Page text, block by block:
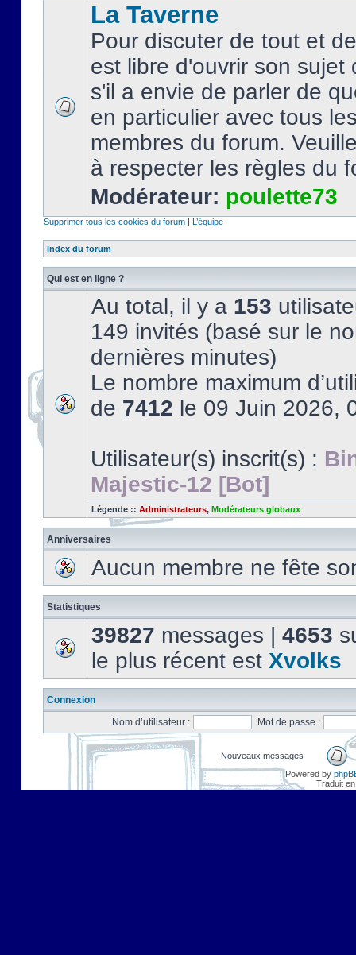
La Taverne
Pour discuter de tout et
est libre d'ouvrir son sujet
s'il a envie de parler de
en particulier avec tous
membres du forum.
à respecter les règles du
Modérateur: poulette73
Supprimer tous les cookies du forum | L’équipe
Index du forum
Qui est en ligne ?
Au total, il y a 153
149 invités (basé sur le
dernières minutes)
Le nombre maximum
de 7412 le 09 Juin 2026,
Utilisateur(s) inscrit(s) :
Majestic-12 [Bot]
Légende :: Administrateurs, Modérateurs globaux
Anniversaires
Aucun membre ne fête
Statistiques
39827 messages | 4653
le plus récent est Xvolks
Connexion
Nom d’utilisateur :
Mot de passe :
Nouveaux messages
Powered by
Traduit